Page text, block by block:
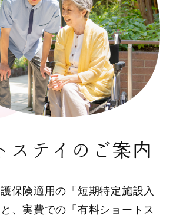
ステイのご案内
保険適用の「短期特定施設入
、実費での「有料ショートス